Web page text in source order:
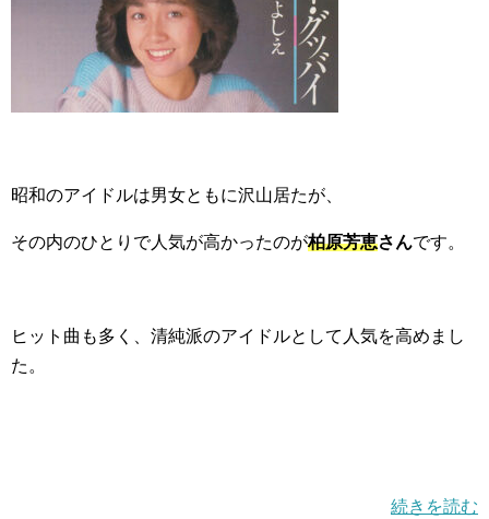
昭和のアイドルは男女ともに沢山居たが、
その内のひとりで人気が高かったのが柏原芳恵さんです。
ヒット曲も多く、清純派のアイドルとして人気を高めまし
た。
続きを読む